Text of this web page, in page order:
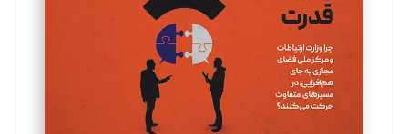
تحریریه
ملینا جعفری
تحریریه